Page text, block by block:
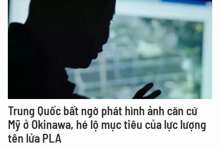
Trung Quốc bất ngờ phát hình ảnh căn cứ
Mỹ ở Okinawa, hé lộ mục tiêu của lực lượng
tên lửa PLA